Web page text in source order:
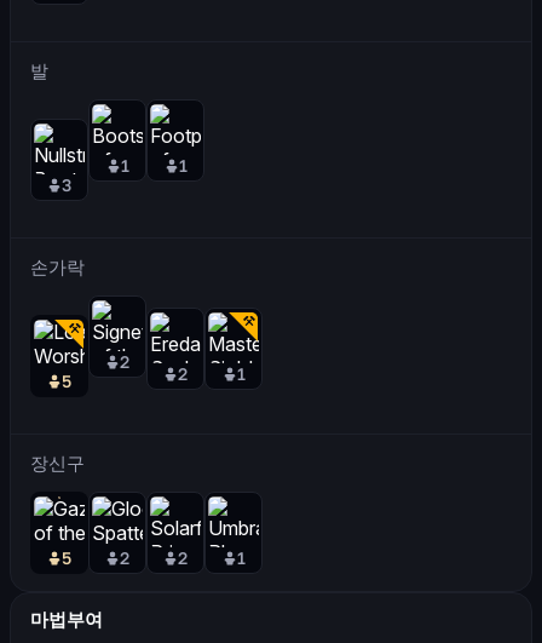
발
3
1 1
손가락
5
2
2 1
장신구
5 2 2 1
마법부여